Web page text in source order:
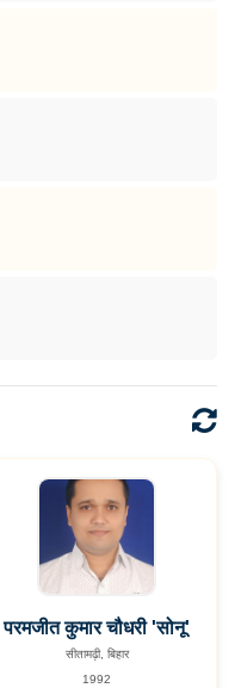
परमजीत कुमार चौधरी 'सोनू'
सीतामढ़ी, बिहार
1992